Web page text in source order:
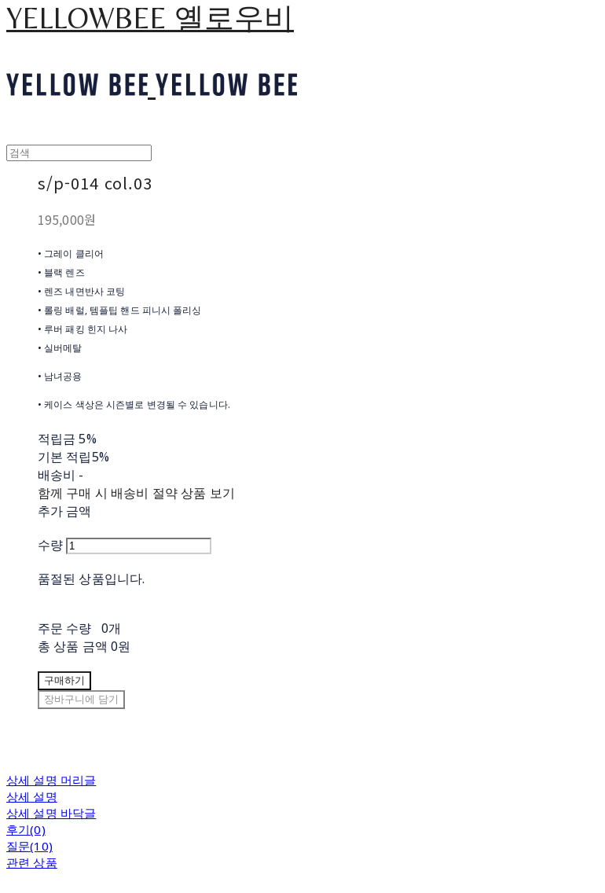
YELLOWBEE 옐로우비
s/p-014 col.03
195,000원
• 그레이 클리어
• 블랙 렌즈
• 렌즈 내면반사 코팅
• 롤링 배럴, 템플팁 핸드 피니시 폴리싱
• 루버 패킹 힌지 나사
• 실버메탈
• 남녀공용
• 케이스 색상은 시즌별로 변경될 수 있습니다.
적립금 5%
기본 적립5%
배송비 -
함께 구매 시 배송비 절약 상품 보기
추가 금액
수량
품절된 상품입니다.
주문 수량 0개
총 상품 금액 0원
구매하기
장바구니에 담기
상세 설명 머리글
상세 설명
상세 설명 바닥글
후기(0)
질문(10)
관련 상품